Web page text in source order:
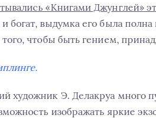
«Книгами Джунглей»
богат, выдумка его была полна
чтобы быть гением,
художник Э. Делакруа много
изображать яркие